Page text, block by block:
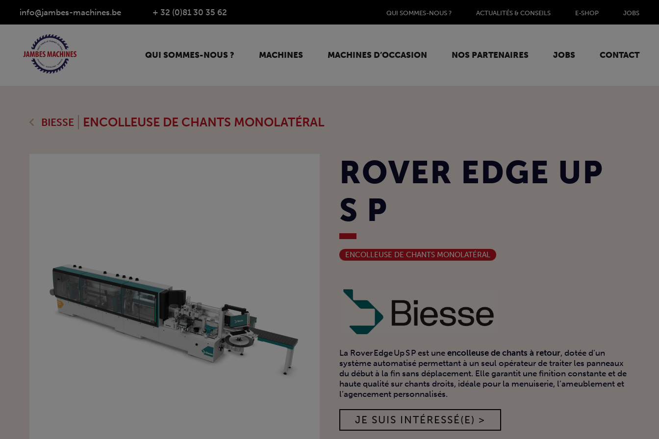
info@jambes-machines.be + 32 (0)81 30 35 62 QUI SOMMES-NOUS ? ACTUALITÉS & CONSEILS E-SHOP JOBS
QUI SOMMES-NOUS ? MACHINES MACHINES D’OCCASION NOS PARTENAIRES JOBS CONTACT
BIESSE ENCOLLEUSE DE CHANTS MONOLATÉRAL
ROVER EDGE UP
S P
ENCOLLEUSE DE CHANTS MONOLATÉRAL
La Rover Edge Up S P est uneencolleuse de chants à retour, dotée d’un
système automatisé permettant à un seul opérateur de traiter les panneaux
du début à la fin sans déplacement. Elle garantit une finition constante et de
haute qualité sur chants droits, idéale pour la menuiserie, l’ameublement et
l’agencement personnalisés.
JE SUIS INTÉRESSÉ(E) >